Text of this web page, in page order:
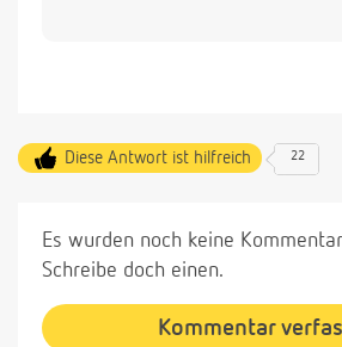
Diese Antwort ist hilfreich 22
Es wurden noch keine
Schreibe doch einen.
Kommentar